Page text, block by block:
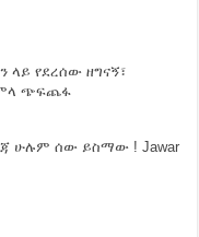
ላይ የደረሰው ዘግናኝ፣
ጭፍጨፋ
ሁሉም ሰው ይስማው ! Jawar